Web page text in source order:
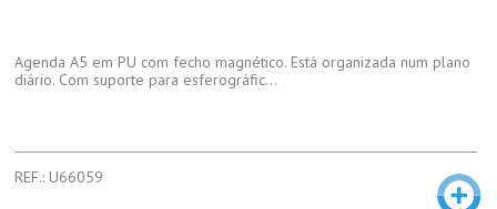
Agenda A5 em PU com fecho magnético. Está organizada num plano
diário. Com suporte para esferográfic...
REF.: U66059